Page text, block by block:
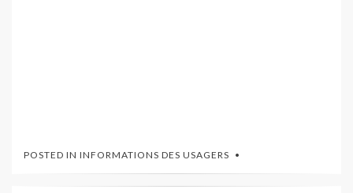
POSTED IN INFORMATIONS DES USAGERS